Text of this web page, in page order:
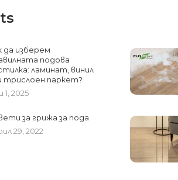
да изберем
подова
ламинат, винил
трислоен паркет?
1, 2025
за грижа за пода
29, 2022